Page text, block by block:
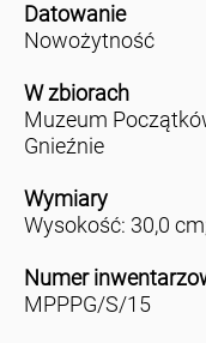
Datowanie
Nowożytność
W zbiorach
Muzeum
Gnieźnie
Wymiary
Wysokość: 30,0
Numer
MPPPG/S/15